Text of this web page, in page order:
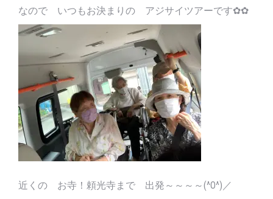
なので いつもお決まりの アジサイツアーです✿✿
近くの お寺！頼光寺まで 出発～～～～(^O^)／